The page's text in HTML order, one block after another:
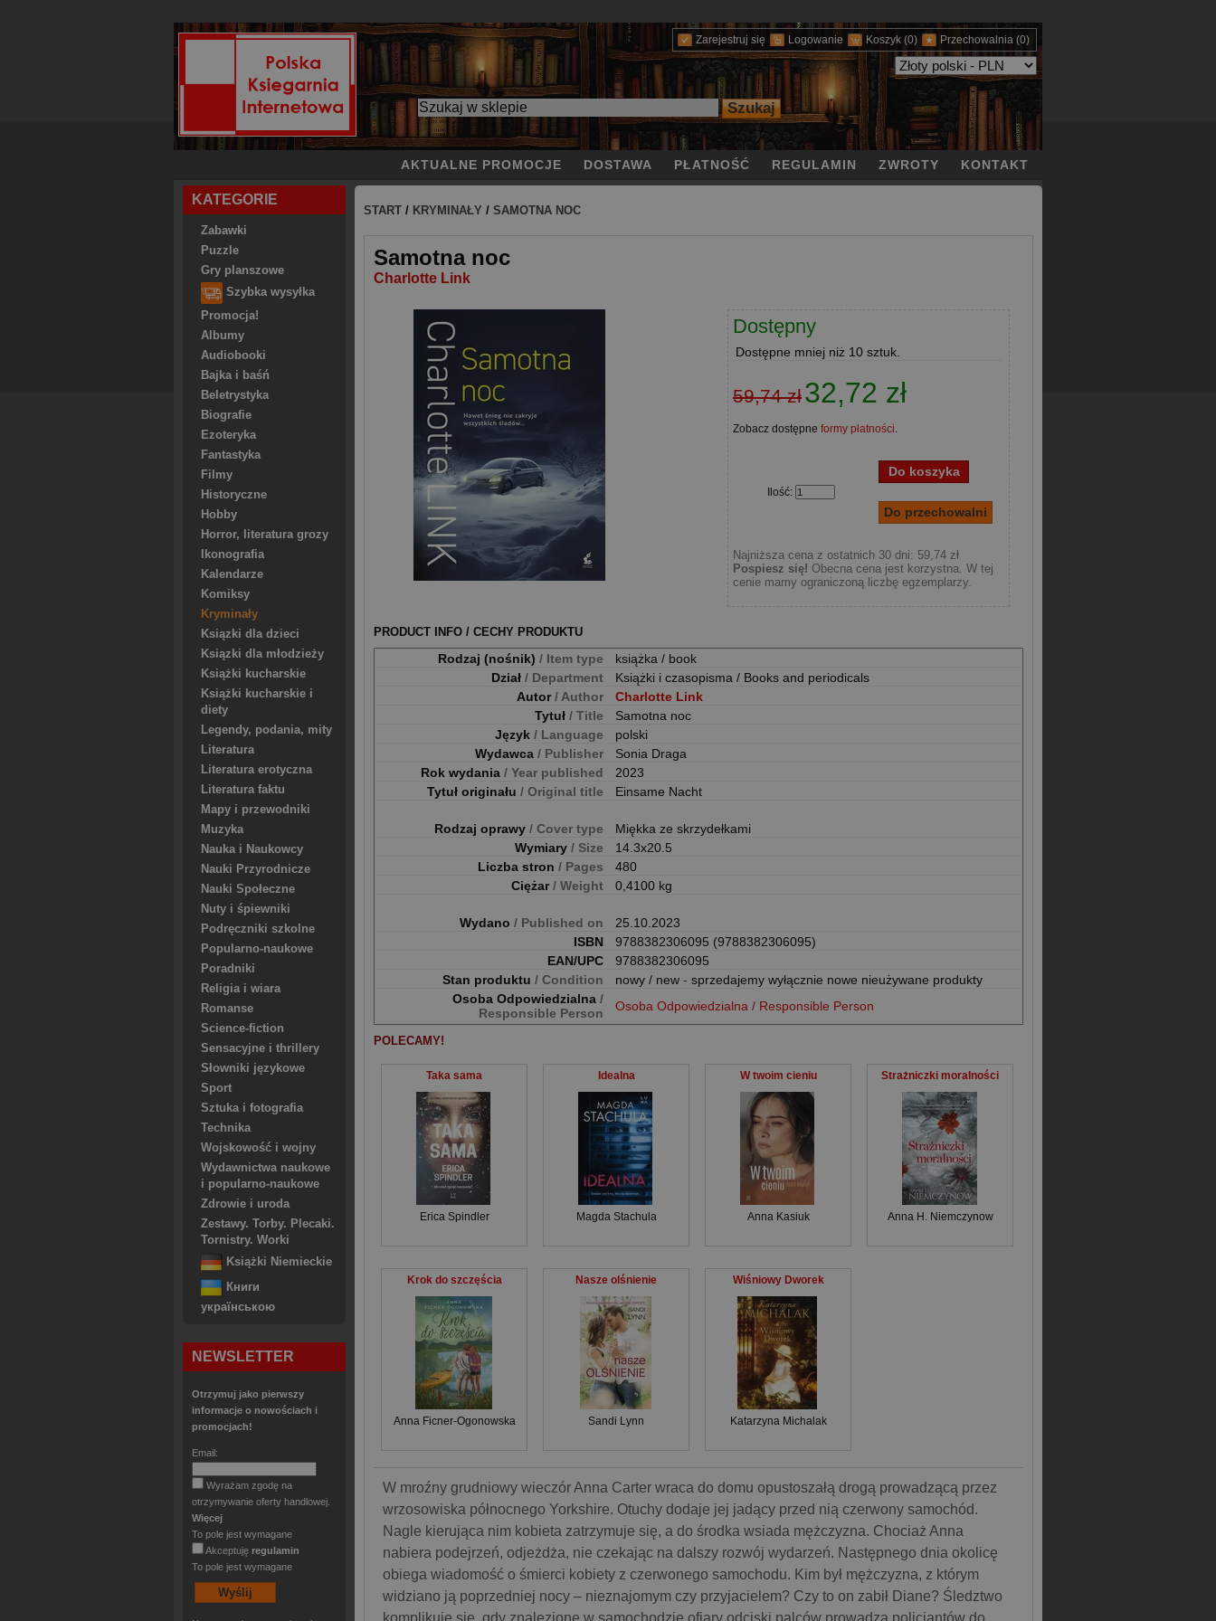
Zarejestruj się Logowanie Koszyk (0) Przechowalnia (0)
AKTUALNE PROMOCJE DOSTAWA PŁATNOŚĆ REGULAMIN ZWROTY KONTAKT
KATEGORIE
Zabawki
Puzzle
Gry planszowe
Szybka wysyłka
Promocja!
Albumy
Audiobooki
Bajka i baśń
Beletrystyka
Biografie
Ezoteryka
Fantastyka
Filmy
Historyczne
Hobby
Horror, literatura grozy
Ikonografia
Kalendarze
Komiksy
Kryminały
Ksiązki dla dzieci
Ksiązki dla młodzieży
Książki kucharskie
Książki kucharskie i
diety
Legendy, podania, mity
Literatura
Literatura erotyczna
Literatura faktu
Mapy i przewodniki
Muzyka
Nauka i Naukowcy
Nauki Przyrodnicze
Nauki Społeczne
Nuty i śpiewniki
Podręczniki szkolne
Popularno-naukowe
Poradniki
Religia i wiara
Romanse
Science-fiction
Sensacyjne i thrillery
Słowniki językowe
Sport
Sztuka i fotografia
Technika
Wojskowość i wojny
Wydawnictwa naukowe
i popularno-naukowe
Zdrowie i uroda
Zestawy. Torby. Plecaki.
Tornistry. Worki
Książki Niemieckie
Книги
українською
NEWSLETTER
Otrzymuj jako pierwszy
informacje o nowościach i
promocjach!
Email:
Wyrażam zgodę na
otrzymywanie oferty handlowej.
Więcej
To pole jest wymagane
Akceptuję regulamin
To pole jest wymagane
START / KRYMINAŁY / SAMOTNA NOC
Samotna noc
Charlotte Link
Dostępny
Dostępne mniej niż 10 sztuk.
59,74 zł32,72 zł
Zobacz dostępne formy płatności.
Ilość:
Najniższa cena z ostatnich 30 dni: 59,74 zł
Pospiesz się! Obecna cena jest korzystna. W tej
cenie mamy ograniczoną liczbę egzemplarzy.
PRODUCT INFO / CECHY PRODUKTU
Rodzaj (nośnik) / Item type
książka / book
Dział / Department
Książki i czasopisma / Books and periodicals
Autor/ Author
Charlotte Link
Tytuł / Title
Samotna noc
Język / Language
polski
Wydawca / Publisher
Sonia Draga
Rok wydania / Year published
2023
Tytuł originału / Original title Einsame Nacht
Rodzaj oprawy / Cover type
Miękka ze skrzydełkami
Wymiary / Size
14.3x20.5
Liczba stron / Pages
480
Ciężar/ Weight 0,4100 kg
Wydano / Published on
25.10.2023
ISBN
9788382306095 (9788382306095)
EAN/UPC
9788382306095
Stan produktu / Condition
nowy / new - sprzedajemy wyłącznie nowe nieużywane produkty
Osoba Odpowiedzialna /
Responsible Person
Osoba Odpowiedzialna / Responsible Person
POLECAMY!
Taka sama
Erica Spindler
Idealna
Magda Stachula
W twoim cieniu
Anna Kasiuk
Strażniczki moralności
Anna H. Niemczynow
Krok do szczęścia
Anna Ficner-Ogonowska
Nasze olśnienie
Sandi Lynn
Wiśniowy Dworek
Katarzyna Michalak
W mroźny grudniowy wieczór Anna Carter wraca do domu opustoszałą drogą prowadzącą przez
wrzosowiska północnego Yorkshire. Otuchy dodaje jej jadący przed nią czerwony samochód.
Nagle kierująca nim kobieta zatrzymuje się, a do środka wsiada mężczyzna. Chociaż Anna
nabiera podejrzeń, odjeżdża, nie czekając na dalszy rozwój wydarzeń. Następnego dnia okolicę
obiega wiadomość o śmierci kobiety z czerwonego samochodu. Kim był mężczyzna, z którym
widziano ją poprzedniej nocy – nieznajomym czy przyjacielem? Czy to on zabił Diane? Śledztwo
komplikuje się, gdy znalezione w samochodzie ofiary odciski palców prowadzą policjantów do